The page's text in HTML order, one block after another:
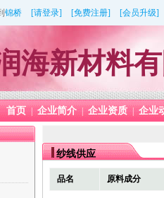
锦桥 [请登录] [免费注册] [会员升级]
海新材料
首页 企业简介 | 企业资质 企业
纱线供应
品名 原料成分